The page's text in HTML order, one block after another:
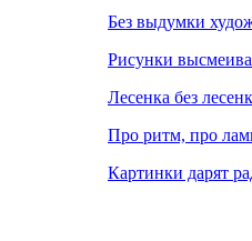
Без выдумки
Рисунки
Лесенка без
Про ритм, про
Картинки дарят